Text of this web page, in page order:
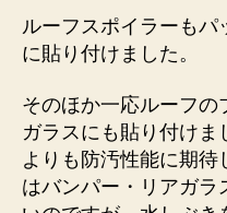
ルーフスポイラーも
に貼り付けました。
そのほか一応ルーフの
ガラスにも貼り付けま
よりも防汚性能に期
はバンパー・リアガラ